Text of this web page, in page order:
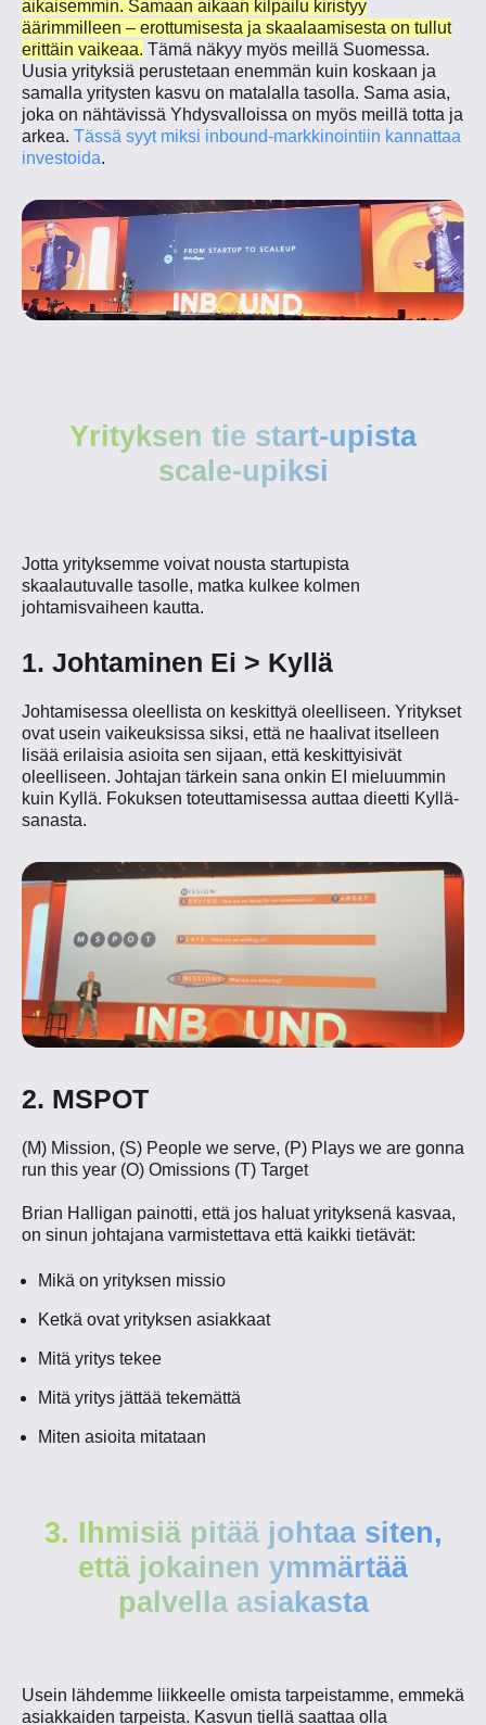
aikaisemmin. Samaan aikaan kilpailu kiristyy
äärimmilleen – erottumisesta ja skaalaamisesta on tullut
erittäin vaikeaa. Tämä näkyy myös meillä Suomessa.
Uusia yrityksiä perustetaan enemmän kuin koskaan ja
samalla yritysten kasvu on matalalla tasolla. Sama asia,
joka on nähtävissä Yhdysvalloissa on myös meillä totta ja
arkea. Tässä syyt miksi inbound-markkinointiin kannattaa
investoida.
Yrityksen tie start-upista
scale-upiksi
Jotta yrityksemme voivat nousta startupista
skaalautuvalle tasolle, matka kulkee kolmen
johtamisvaiheen kautta.
1. Johtaminen Ei > Kyllä
Johtamisessa oleellista on keskittyä oleelliseen. Yritykset
ovat usein vaikeuksissa siksi, että ne haalivat itselleen
lisää erilaisia asioita sen sijaan, että keskittyisivät
oleelliseen. Johtajan tärkein sana onkin EI mieluummin
kuin Kyllä. Fokuksen toteuttamisessa auttaa dieetti Kyllä-
sanasta.
2. MSPOT
(M) Mission, (S) People we serve, (P) Plays we are gonna
run this year (O) Omissions (T) Target
Brian Halligan painotti, että jos haluat yrityksenä kasvaa,
on sinun johtajana varmistettava että kaikki tietävät:
Mikä on yrityksen missio
Ketkä ovat yrityksen asiakkaat
Mitä yritys tekee
Mitä yritys jättää tekemättä
Miten asioita mitataan
3. Ihmisiä pitää johtaa siten,
että jokainen ymmärtää
palvella asiakasta
Usein lähdemme liikkeelle omista tarpeistamme, emmekä
asiakkaiden tarpeista. Kasvun tiellä saattaa olla